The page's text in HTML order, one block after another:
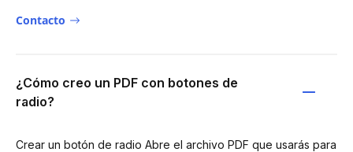
Contacto
¿Cómo creo un PDF con botones de
radio?
Crear un botón de radio Abre el archivo PDF que usarás para